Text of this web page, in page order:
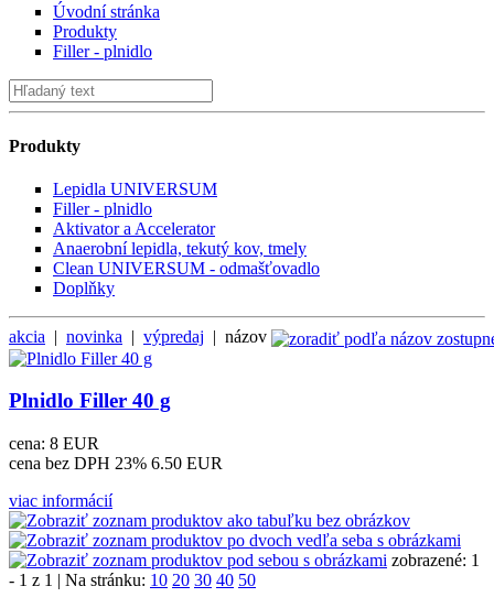
Úvodní stránka
Produkty
Filler - plnidlo
Produkty
Lepidla UNIVERSUM
Filler - plnidlo
Aktivator a Accelerator
Anaerobní lepidla, tekutý kov, tmely
Clean UNIVERSUM - odmašťovadlo
Doplňky
akcia | novinka | výpredaj | názov
Plnidlo Filler 40 g
cena: 8 EUR
cena bez DPH 23% 6.50 EUR
viac informácií
zobrazené: 1
- 1 z 1 | Na stránku: 10 20 30 40 50